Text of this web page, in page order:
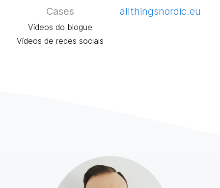
Cases
Vídeos do blogue
Vídeos de redes sociais
allthingsnordic.eu